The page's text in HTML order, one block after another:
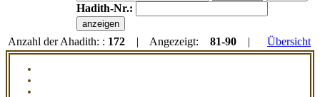
Hadith-Nr.:
Anzahl der Ahadith: : 172 | Angezeigt: 81-90 | Übersicht